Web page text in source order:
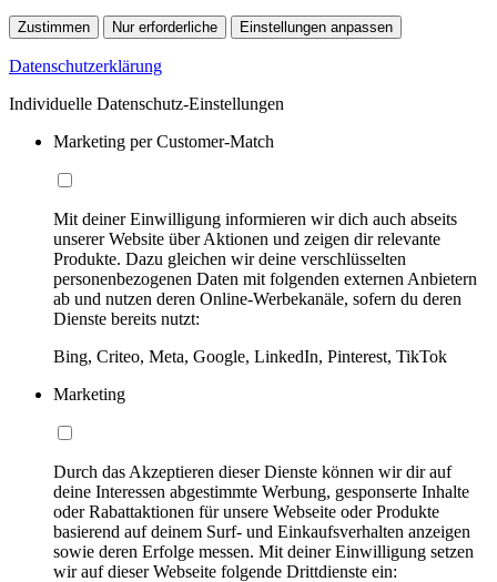
Zustimmen Nur erforderliche Einstellungen anpassen
Datenschutzerklärung
Individuelle Datenschutz-Einstellungen
Marketing per Customer-Match
Mit deiner Einwilligung informieren wir dich auch abseits
unserer Website über Aktionen und zeigen dir relevante
Produkte. Dazu gleichen wir deine verschlüsselten
personenbezogenen Daten mit folgenden externen Anbietern
ab und nutzen deren Online-Werbekanäle, sofern du deren
Dienste bereits nutzt:
Bing, Criteo, Meta, Google, LinkedIn, Pinterest, TikTok
Marketing
Durch das Akzeptieren dieser Dienste können wir dir auf
deine Interessen abgestimmte Werbung, gesponserte Inhalte
oder Rabattaktionen für unsere Webseite oder Produkte
basierend auf deinem Surf- und Einkaufsverhalten anzeigen
sowie deren Erfolge messen. Mit deiner Einwilligung setzen
wir auf dieser Webseite folgende Drittdienste ein: